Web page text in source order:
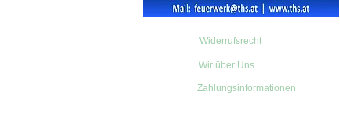
Widerrufsrecht
Wir über Uns
Zahlungsinformationen